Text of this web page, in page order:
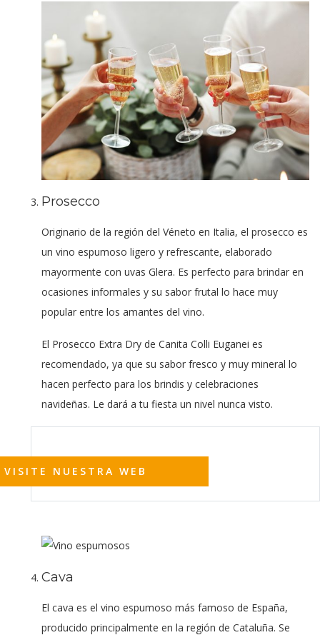
Prosecco
Originario de la región del Véneto en Italia, el prosecco es
un vino espumoso ligero y refrescante, elaborado
mayormente con uvas Glera. Es perfecto para brindar en
ocasiones informales y su sabor frutal lo hace muy
popular entre los amantes del vino.
El Prosecco Extra Dry de Canita Colli Euganei es
recomendado, ya que su sabor fresco y muy mineral lo
hacen perfecto para los brindis y celebraciones
navideñas. Le dará a tu fiesta un nivel nunca visto.
VISITE NUESTRA WEB
Cava
El cava es el vino espumoso más famoso de España,
producido principalmente en la región de Cataluña. Se